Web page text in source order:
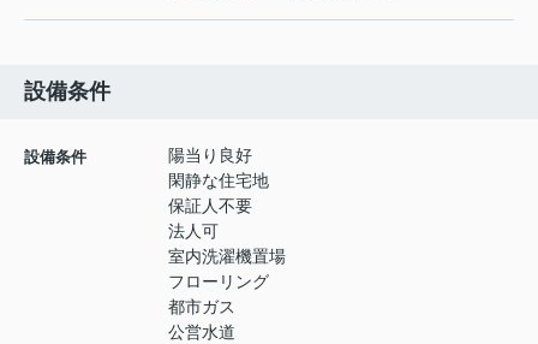
設備条件
設備条件
陽当り良好
閑静な住宅地
保証人不要
法人可
室内洗濯機置場
フローリング
都市ガス
公営水道